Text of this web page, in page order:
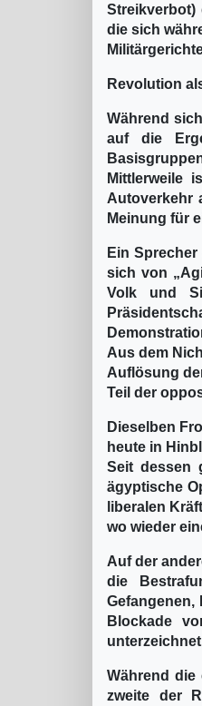
Streikverbot)
die sich
Revolution
Während
auf die
Mittlerweile
Autoverkehr
Meinung für
Ein
sich von
Volk und
Aus dem
Auflösung
Teil der
Dieselben
heute in
Seit dessen
ägyptische
liberalen
wo wieder
Auf der
die
Gefangenen,
Blockade
Während die
zweite der